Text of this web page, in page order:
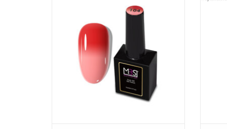
Gel nagellak
Groothandel in nagelproducten
TOEVOEGEN AAN WINKELWAGEN